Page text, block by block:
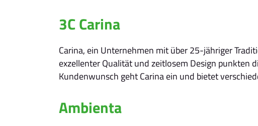
3C Carina
Carina, ein Unternehmen mit über 25-jähriger
exzellenter Qualität und zeitlosem Design punkten
Kundenwunsch geht Carina ein und bietet
Ambienta